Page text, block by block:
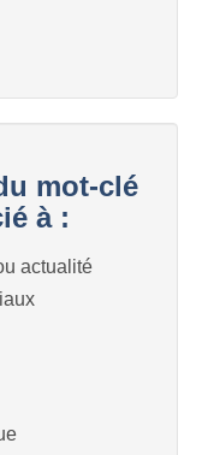
mot-clé
à :
actualité